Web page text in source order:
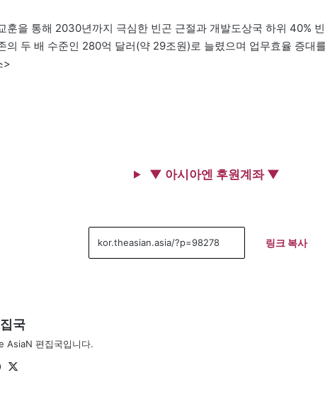
훈을 통해 2030년까지 극심한 빈곤 근절과 개발도상국 하위 40%
의 두 배 수준인 280억 달러(약 29조원)로 늘렸으며 업무효율 증대
>
▼ 아시아엔 후원계좌 ▼
링크 복사
국
AsiaN 편집국입니다.
Fa